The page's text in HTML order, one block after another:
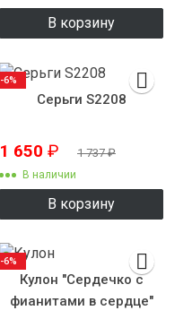
В корзину
Серьги S2208
1 650 ₽ 1 737₽
В наличии
В корзину
-6%
Кулон "Сердечко с
фианитами в сердце"
-6%